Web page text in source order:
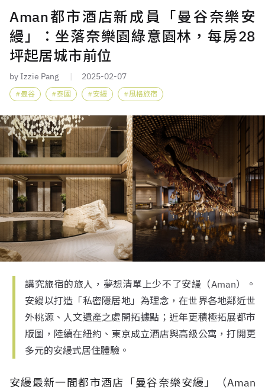
Aman都市酒店新成員「曼谷奈樂安
縵」：坐落奈樂園綠意園林，每房28
坪起居城市前位
by Izzie Pang 2025-02-07
曼谷 泰國 安縵 風格旅宿
講究旅宿的旅人，夢想清單上少不了安縵（Aman）。
安縵以打造「私密隱居地」為理念，在世界各地鄰近世
外桃源、人文遺產之處開拓據點；近年更積極拓展都市
版圖，陸續在紐約、東京成立酒店與高級公寓，打開更
多元的安縵式居住體驗。
安縵最新一間都市酒店「曼谷奈樂安縵」（Aman